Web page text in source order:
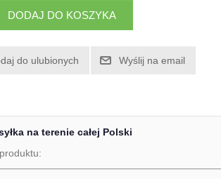
DODAJ DO KOSZYKA
do ulubionych Wyślij na email
na terenie całej Polski